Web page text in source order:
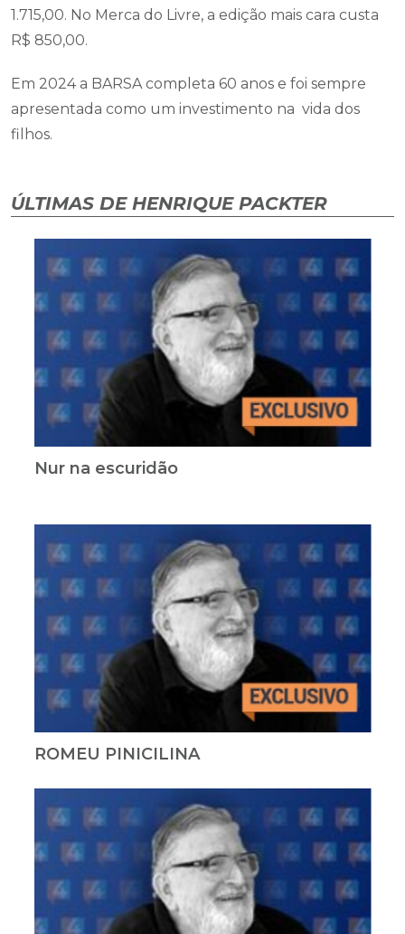
1.715,00. No Merca do Livre, a edição mais cara custa
R$ 850,00.
Em 2024 a BARSA completa 60 anos e foi sempre
apresentada como um investimento na vida dos
filhos.
ÚLTIMAS DE HENRIQUE PACKTER
Nur na escuridão
ROMEU PINICILINA